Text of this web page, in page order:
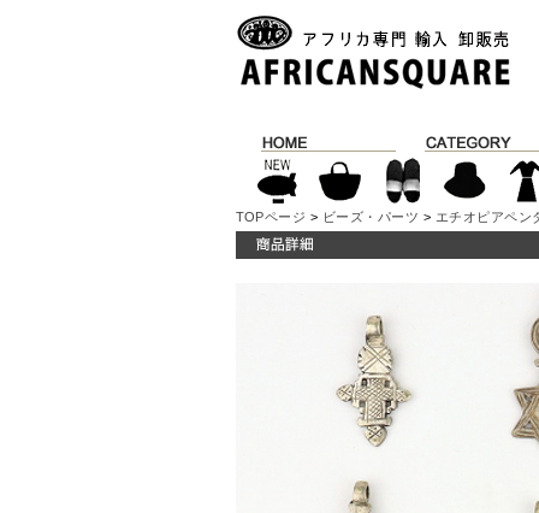
TOPページ > ビーズ・パーツ > エチオピアペン